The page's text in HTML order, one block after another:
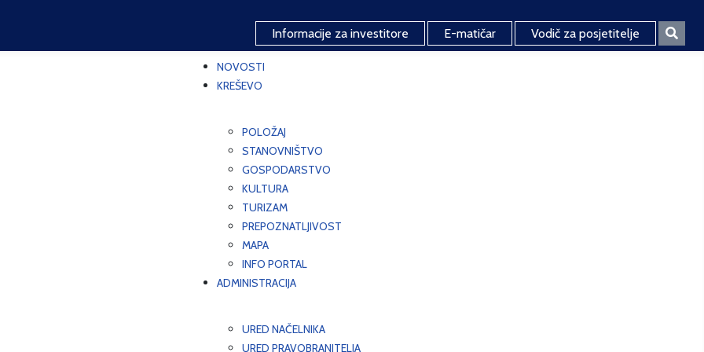
Informacije za investitore E-matičar Vodič za posjetitelje
NOVOSTI
KREŠEVO
POLOŽAJ
STANOVNIŠTVO
GOSPODARSTVO
KULTURA
TURIZAM
PREPOZNATLJIVOST
MAPA
INFO PORTAL
ADMINISTRACIJA
URED NAČELNIKA
URED PRAVOBRANITELJA